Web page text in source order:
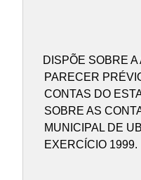
DISPÕE SOBRE
PARECER
CONTAS DO
SOBRE AS
MUNICIPAL DE
EXERCÍCIO 1999.